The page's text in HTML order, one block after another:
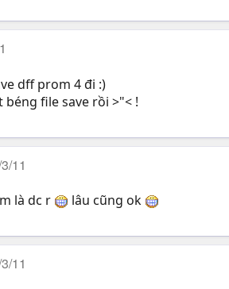
dff prom 4 đi :)
file save rồi >"< !
11
là dc r lâu cũng ok
11